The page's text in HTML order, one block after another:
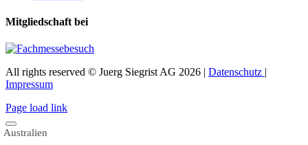
Mitgliedschaft bei
All rights reserved © Juerg Siegrist AG 2026 | Datenschutz |
Impressum
Page load link
Australien